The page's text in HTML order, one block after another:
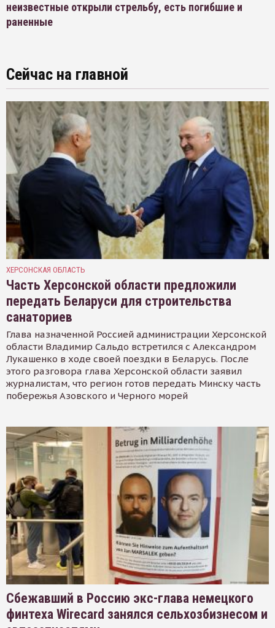
неизвестные открыли стрельбу, есть погибшие и
раненные
Сейчас на главной
ХЕРСОНСКАЯ ОБЛАСТЬ
Часть Херсонской области предложили
передать Беларуси для строительства
санаториев
Глава назначенной Россией администрации Херсонской
области Владимир Сальдо встретился с Александром
Лукашенко в ходе своей поездки в Беларусь. После
этого разговора глава Херсонской области заявил
журналистам, что регион готов передать Минску часть
побережья Азовского и Черного морей
Сбежавший в Россию экс-глава немецкого
финтеха Wirecard занялся сельхозбизнесом и